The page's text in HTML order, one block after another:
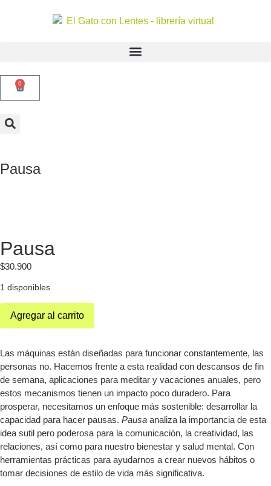
0
Pausa
Pausa
$30.900
1 disponibles
Agregar al carrito
Las máquinas están diseñadas para funcionar constantemente, las
personas no. Hacemos frente a esta realidad con descansos de fin
de semana, aplicaciones para meditar y vacaciones anuales, pero
estos mecanismos tienen un impacto poco duradero. Para
prosperar, necesitamos un enfoque más sostenible: desarrollar la
capacidad para hacer pausas. Pausa analiza la importancia de esta
idea sutil pero poderosa para la comunicación, la creatividad, las
relaciones, así como para nuestro bienestar y salud mental. Con
herramientas prácticas para ayudarnos a crear nuevos hábitos o
tomar decisiones de estilo de vida más significativa.